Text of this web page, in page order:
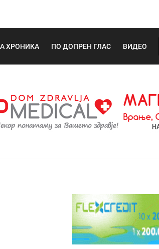
ХРОНИКА ПО ДОПРЕН ГЛАС ВИДЕО